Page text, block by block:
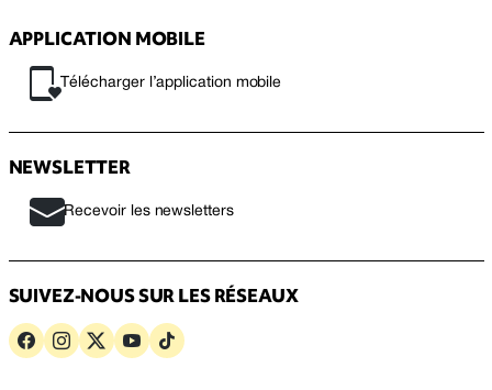
APPLICATION MOBILE
Télécharger l’application mobile
NEWSLETTER
Recevoir les newsletters
SUIVEZ-NOUS SUR LES RÉSEAUX